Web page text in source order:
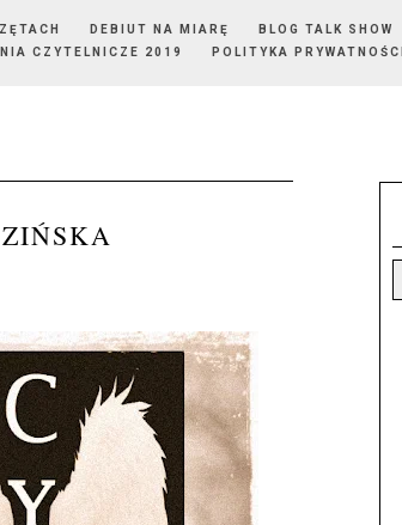
DEBIUT NA MIARĘ BLOG TALK SHOW
CZYTELNICZE 2019 POLITYKA PRYWATNOŚCI